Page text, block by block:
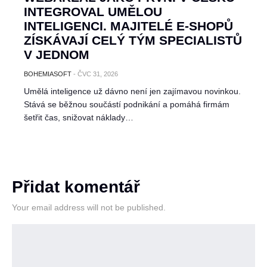
INTEGROVAL UMĚLOU
INTELIGENCI. MAJITELÉ E-SHOPŮ
ZÍSKÁVAJÍ CELÝ TÝM SPECIALISTŮ
V JEDNOM
BOHEMIASOFT - ČVC 31, 2026
Umělá inteligence už dávno není jen zajímavou novinkou.
Stává se běžnou součástí podnikání a pomáhá firmám
šetřit čas, snižovat náklady…
Přidat komentář
Your email address will not be published.